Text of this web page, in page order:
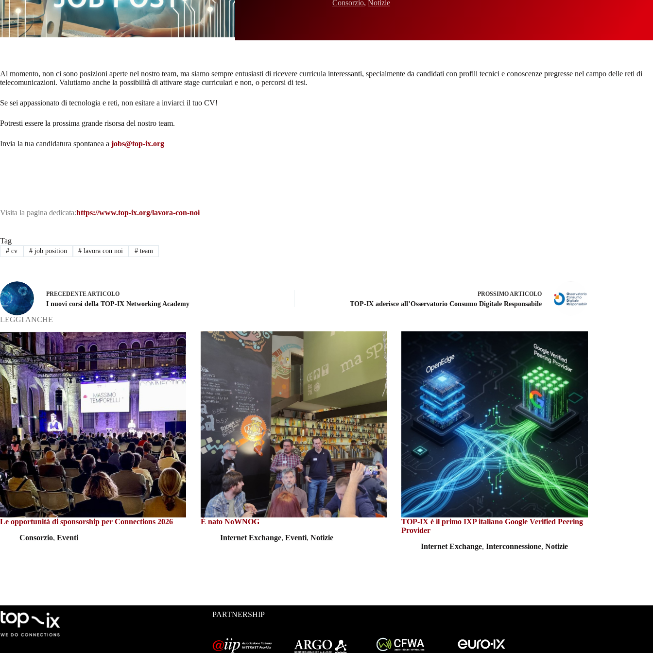
Consorzio, Notizie
Al momento, non ci sono posizioni aperte nel nostro team, ma siamo sempre entusiasti di ricevere curricula interessanti, specialmente da candidati con profili tecnici e conoscenze pregresse nel campo delle reti di
telecomunicazioni. Valutiamo anche la possibilità di attivare stage curriculari e non, o percorsi di tesi.
Se sei appassionato di tecnologia e reti, non esitare a inviarci il tuo CV!
Potresti essere la prossima grande risorsa del nostro team.
Invia la tua candidatura spontanea a jobs@top-ix.org
Visita la pagina dedicata:https://www.top-ix.org/lavora-con-noi
Tag
#cv #job position # lavora con noi # team
PRECEDENTEARTICOLO
I nuovi corsi della TOP-IX Networking Academy
PROSSIMOARTICOLO
TOP-IX aderisce all’Osservatorio Consumo Digitale Responsabile
LEGGI ANCHE
Le opportunità di sponsorship per Connections 2026
Consorzio, Eventi
È nato NoWNOG
Internet Exchange,Eventi,Notizie
TOP-IX è il primo IXP italiano Google Verified Peering
Provider
Internet Exchange,Interconnessione,Notizie
PARTNERSHIP